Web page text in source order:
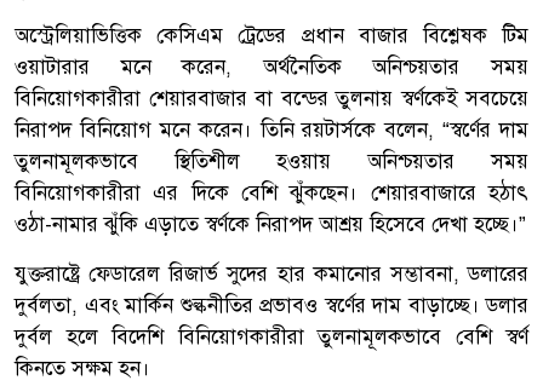
অস্ট্রেলিয়াভিত্তিক কেসিএম ট্রেডের প্রধান বাজার বিশ্লেষক টিম
ওয়াটারার মনে করেন, অর্থনৈতিক অনিশ্চয়তার সময়
বিনিয়োগকারীরা শেয়ারবাজার বা বন্ডের তুলনায় স্বর্ণকেই সবচেয়ে
নিরাপদ বিনিয়োগ মনে করেন। তিনি রয়টার্সকে বলেন, “স্বর্ণের দাম
তুলনামূলকভাবে স্থিতিশীল হওয়ায় অনিশ্চয়তার সময়
বিনিয়োগকারীরা এর দিকে বেশি ঝুঁকছেন। শেয়ারবাজারে হঠাৎ
ওঠা-নামার ঝুঁকি এড়াতে স্বর্ণকে নিরাপদ আশ্রয় হিসেবে দেখা হচ্ছে।”
যুক্তরাষ্ট্রে ফেডারেল রিজার্ভ সুদের হার কমানোর সম্ভাবনা, ডলারের
দুর্বলতা, এবং মার্কিন শুল্কনীতির প্রভাবও স্বর্ণের দাম বাড়াচ্ছে। ডলার
দুর্বল হলে বিদেশি বিনিয়োগকারীরা তুলনামূলকভাবে বেশি স্বর্ণ
কিনতে সক্ষম হন।